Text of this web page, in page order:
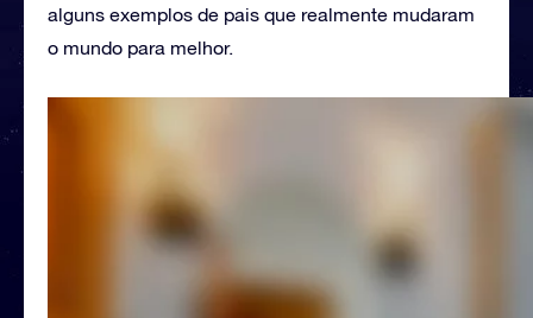
alguns exemplos de pais que realmente mudaram
o mundo para melhor.